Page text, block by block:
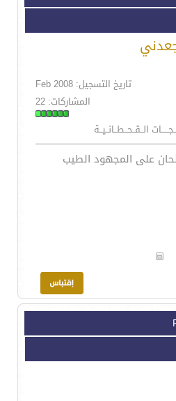
تاريخ التسجيل: Feb 2008
المشاركات: 22
الــقــحــطــانــيــة
على المجهود الطيب